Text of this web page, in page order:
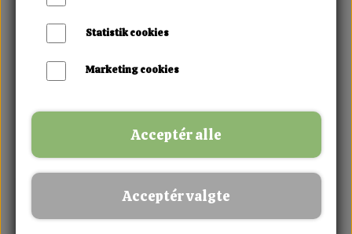
Statistik cookies
Marketing cookies
Acceptér alle
Acceptér valgte